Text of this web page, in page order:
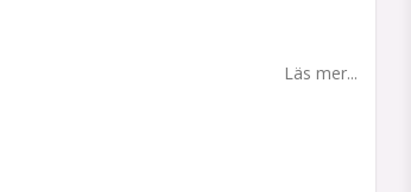
Läs mer...